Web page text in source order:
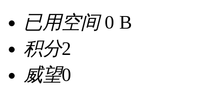
已用空间0 B
积分2
威望0